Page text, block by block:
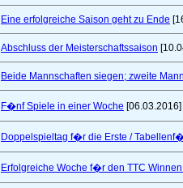
Eine erfolgreiche Saison geht zu Ende
Abschluss der Meisterschaftssaison
Beide Mannschaften siegen; zweite
F�nf Spiele in einer Woche [06.03.2016]
Doppelspieltag f�r die Erste /
Erfolgreiche Woche f�r den TTC